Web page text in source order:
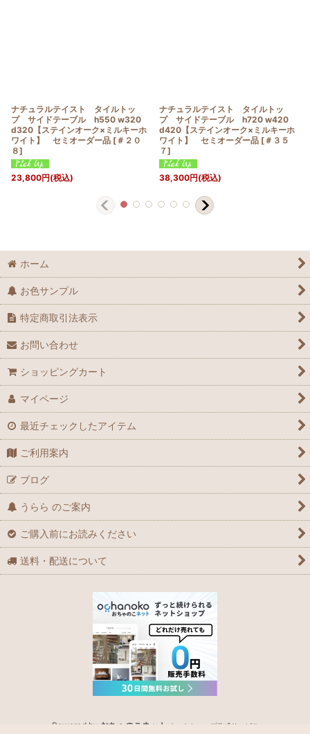
ナチュラルテイスト タイルトッ
プ サイドテーブル h550 w320
d320【ステインオーク×ミルキーホ
ワイト】 セミオーダー品 [ ＃２０
８]
23,800円(税込)
ナチュラルテイスト タイルトッ
プ サイドテーブル h720 w420
d420【ステインオーク×ミルキーホ
ワイト】 セミオーダー品 [ ＃３５
７]
38,300円(税込)
ホーム
お色サンプル
特定商取引法表示
お問い合わせ
ショッピングカート
マイページ
最近チェックしたアイテム
ご利用案内
ブログ
うらら のご案内
ご購入前にお読みください
送料・配送について
Powered by おちゃのこネット ネットショップ作成サービス